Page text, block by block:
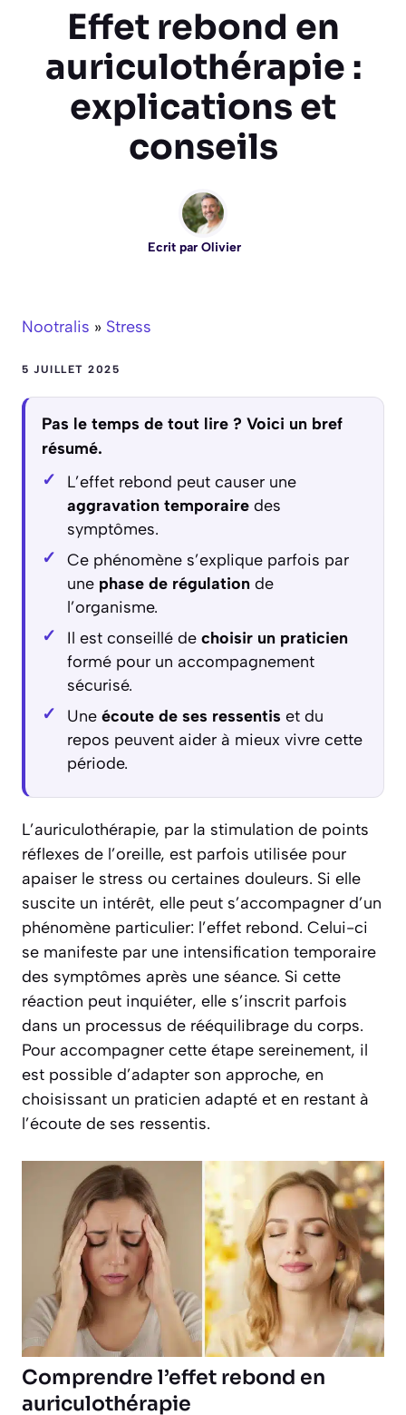
Effet rebond en
auriculothérapie :
explications et
conseils
Ecrit par Olivier
Nootralis » Stress
5 JUILLET 2025
Pas le temps de tout lire ? Voici un bref
résumé.
L’effet rebond peut causer une
aggravation temporairedes
symptômes.
Ce phénomène s’explique parfois par
une phase de régulationde
l’organisme.
Il est conseillé de choisir un praticien
formé pour un accompagnement
sécurisé.
Une écoute de ses ressentis et du
repos peuvent aider à mieux vivre cette
période.
L’auriculothérapie, par la stimulation de points
réflexes de l’oreille, est parfois utilisée pour
apaiser le stress ou certaines douleurs. Si elle
suscite un intérêt, elle peut s’accompagner d’un
phénomène particulier: l’effet rebond. Celui-ci
se manifeste par une intensification temporaire
des symptômes après une séance. Si cette
réaction peut inquiéter, elle s’inscrit parfois
dans un processus de rééquilibrage du corps.
Pour accompagner cette étape sereinement, il
est possible d’adapter son approche, en
choisissant un praticien adapté et en restant à
l’écoute de ses ressentis.
Comprendre l’effet rebond en
auriculothérapie